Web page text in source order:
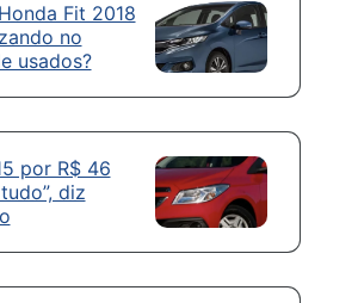
Fit 2018
no
usados?
por R$ 46
diz